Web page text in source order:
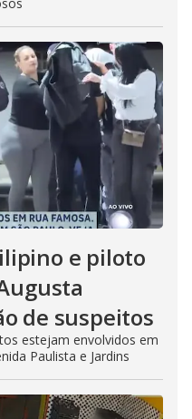
e piloto
de suspeitos
estejam envolvidos em
Paulista e Jardins